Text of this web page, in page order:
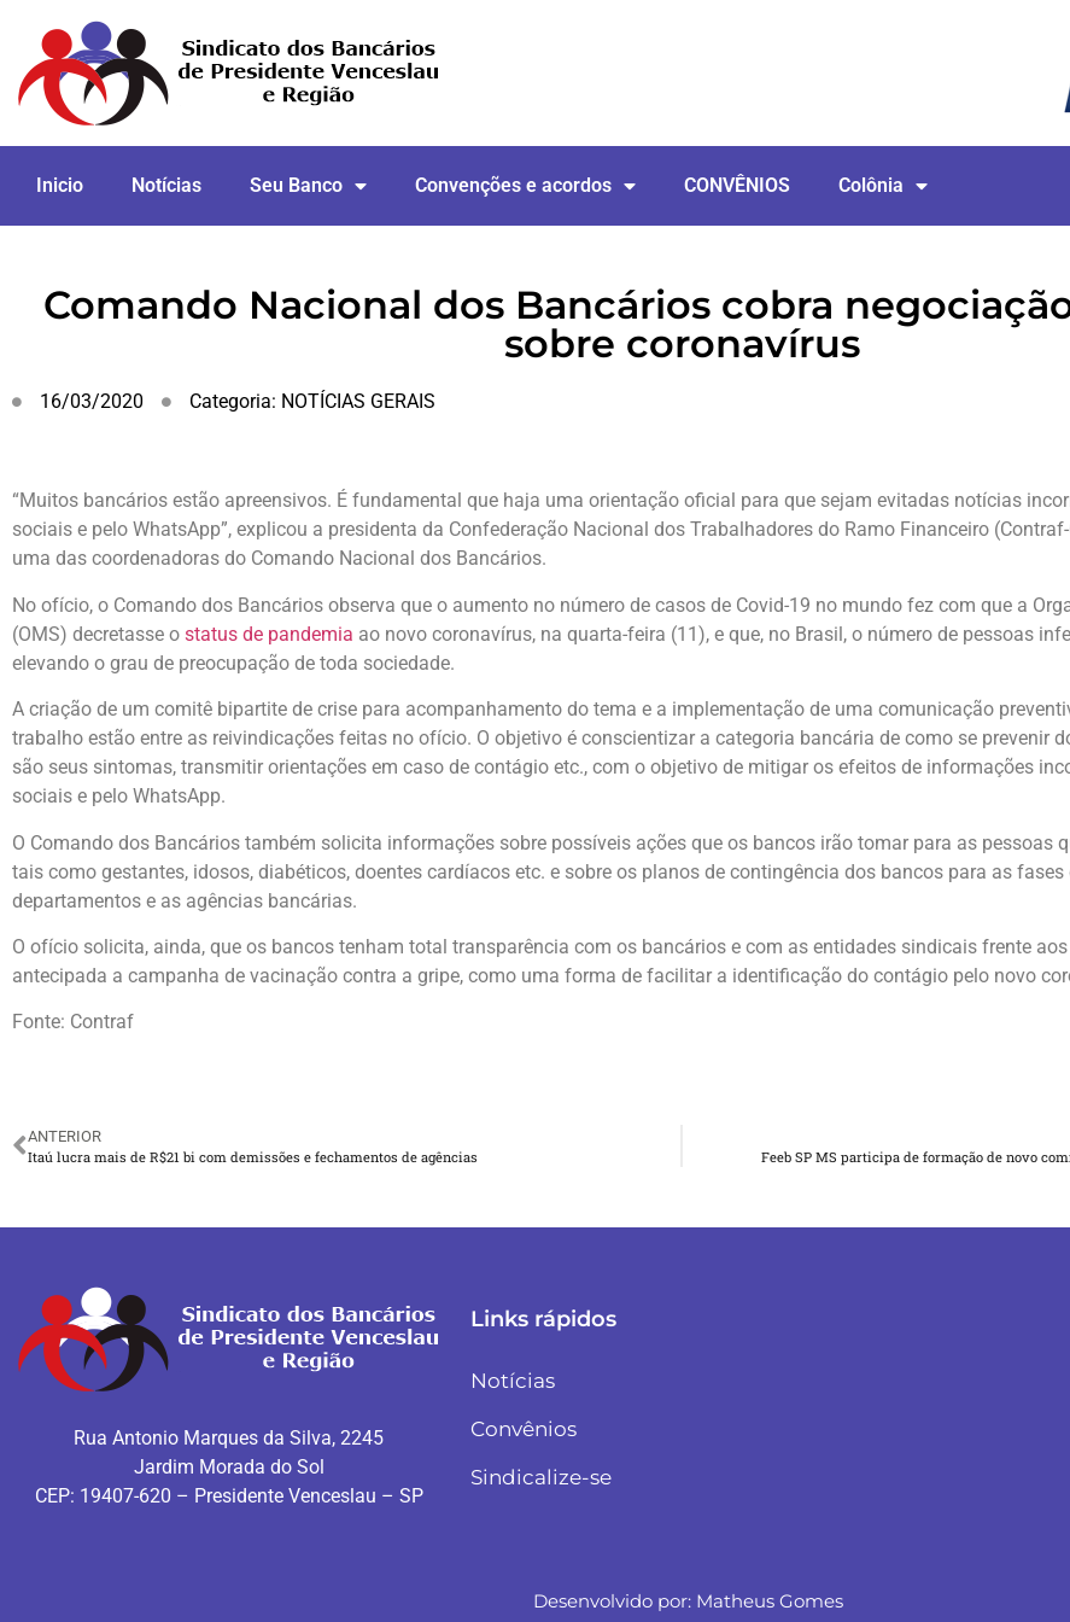
Inicio Notícias Seu Banco Convenções e acordos CONVÊNIOS Colônia
Comando Nacional dos Bancários cobra
sobre coronavírus
16/03/2020 Categoria: NOTÍCIAS GERAIS
“Muitos bancários estão apreensivos. É fundamental que haja uma orientação oficial para que sejam evitadas notícias
sociais e pelo WhatsApp”, explicou a presidenta da Confederação Nacional dos Trabalhadores do Ramo Financeiro
uma das coordenadoras do Comando Nacional dos Bancários.
No ofício, o Comando dos Bancários observa que o aumento no número de casos de Covid-19 no mundo fez com que a
(OMS) decretasse o status de pandemia ao novo coronavírus, na quarta-feira (11), e que, no Brasil, o número de pessoas
elevando o grau de preocupação de toda sociedade.
A criação de um comitê bipartite de crise para acompanhamento do tema e a implementação de uma comunicação
trabalho estão entre as reivindicações feitas no ofício. O objetivo é conscientizar a categoria bancária de como se prevenir
são seus sintomas, transmitir orientações em caso de contágio etc., com o objetivo de mitigar os efeitos de informações
sociais e pelo WhatsApp.
O Comando dos Bancários também solicita informações sobre possíveis ações que os bancos irão tomar para as pessoas
tais como gestantes, idosos, diabéticos, doentes cardíacos etc. e sobre os planos de contingência dos bancos para as
departamentos e as agências bancárias.
O ofício solicita, ainda, que os bancos tenham total transparência com os bancários e com as entidades sindicais frente
antecipada a campanha de vacinação contra a gripe, como uma forma de facilitar a identificação do contágio pelo novo
Fonte: Contraf
ANTERIOR
Itaú lucra mais de R$21 bi com demissões e fechamentos de agências
Feeb SP MS participa de formação de novo
Rua Antonio Marques da Silva, 2245
Jardim Morada do Sol
CEP: 19407-620 – Presidente Venceslau – SP
Links rápidos
Notícias
Convênios
Sindicalize-se
Desenvolvido por: Matheus Gomes